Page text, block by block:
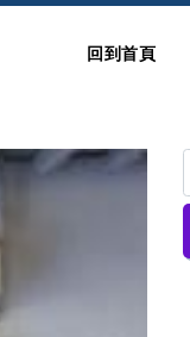
回到首頁